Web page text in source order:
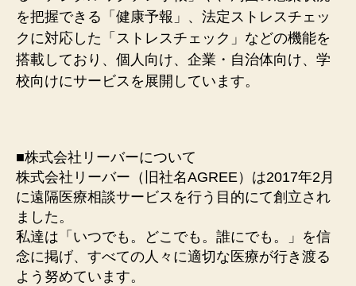
を把握できる「健康予報」、法定ストレスチェッ
クに対応した「ストレスチェック」などの機能を
搭載しており、個人向け、企業・自治体向け、学
校向けにサービスを展開しています。
■株式会社リーバーについて
株式会社リーバー（旧社名AGREE）は2017年2⽉
に遠隔医療相談サービスを⾏う⽬的にて創⽴され
ました。
私達は「いつでも。どこでも。誰にでも。」を信
念に掲げ、すべての⼈々に適切な医療が⾏き渡る
よう努めています。